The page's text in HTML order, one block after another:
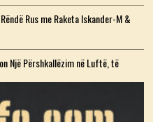
Rus me Raketa Iskander-M &
Një Përshkallëzim në Luftë, të